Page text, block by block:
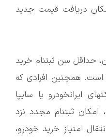
دریافت قیمت جدید
حداقل سن ثبتنام خرید
شده است. همچنین افرادی که
ایرانخودرو یا سایپا
امکان ثبتنام مجدد نزد
امتیاز خرید خودرو،